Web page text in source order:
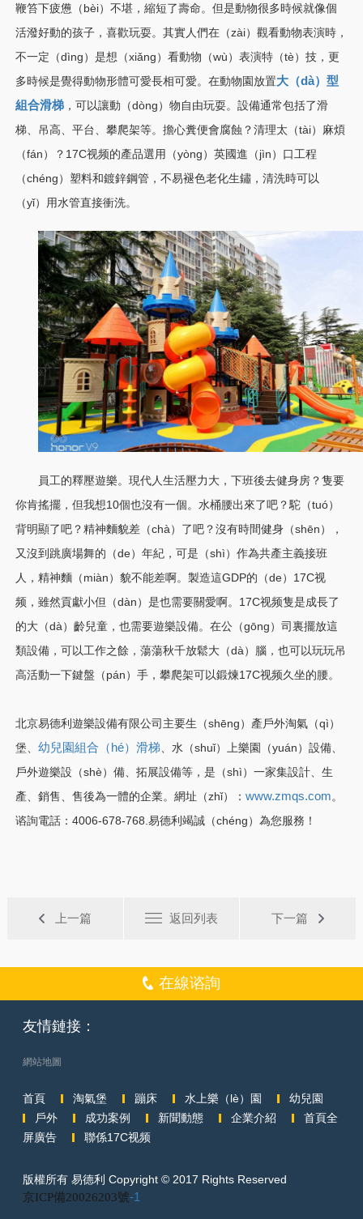
鞭笞下疲憊（bèi）不堪，縮短了壽命。但是動物很多時候就像個
活潑好動的孩子，喜歡玩耍。其實人們在（zài）觀看動物表演時，
不一定（dìng）是想（xiǎng）看動物（wù）表演特（tè）技，更
多時候是覺得動物形體可愛長相可愛。在動物園放置大（dà）型
組合滑梯，可以讓動（dòng）物自由玩耍。設備通常包括了滑
梯、吊高、平台、攀爬架等。擔心糞便會腐蝕？清理太（tài）麻煩
（fán）？17C视频的產品選用（yòng）英國進（jìn）口工程
（chéng）塑料和鍍鋅鋼管，不易褪色老化生鏽，清洗時可以
（yǐ）用水管直接衝洗。
員工的釋壓遊樂。現代人生活壓力大，下班後去健身房？隻要
你肯搖擺，但我想10個也沒有一個。水桶腰出來了吧？駝（tuó）
背明顯了吧？精神麵貌差（chà）了吧？沒有時間健身（shēn），
又沒到跳廣場舞的（de）年紀，可是（shì）作為共產主義接班
人，精神麵（miàn）貌不能差啊。製造這GDP的（de）17C视
频，雖然貢獻小但（dàn）是也需要關愛啊。17C视频隻是成長了
的大（dà）齡兒童，也需要遊樂設備。在公（gōng）司裏擺放這
類設備，可以工作之餘，蕩蕩秋千放鬆大（dà）腦，也可以玩玩吊
高活動一下鍵盤（pán）手，攀爬架可以鍛煉17C视频久坐的腰。
北京易德利遊樂設備有限公司主要生（shēng）產戶外淘氣（qì）
堡
幼兒園組合（hé）滑梯、 水（shuǐ）上樂園（yuán）設備、
戶外遊樂設（shè）備、拓展設備等，是（shì）一家集設計、生
產、銷售、售後為一體的企業。網址（zhǐ）： www.zmqs.com。
谘詢電話：4006-678-768.易德利竭誠（chéng）為您服務！
上一篇 返回列表 下一篇
在線谘詢
友情鏈接：
網站地圖
首頁 淘氣堡 蹦床 水上樂（lè）園
幼兒園
戶外
成功案例 新聞動態 企業介紹
首頁全
屏廣告
聯係17C视频
版權所有 易德利 Copyright © 2017 Rights Reserved
京ICP備20026203號-1